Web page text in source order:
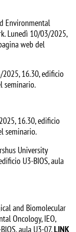
Environmental
Lunedì 10/03/2025,
web del
2025, 16.30, edificio
seminario.
16.30, edificio
seminario.
University
U3-BIOS, aula
and Biomolecular
Oncology, IEO,
aula U3-07.LINK